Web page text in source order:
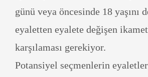
günü veya öncesinde 18 yaşını
eyaletten eyalete değişen ikamet
karşılaması gerekiyor.
Potansiyel seçmenlerin